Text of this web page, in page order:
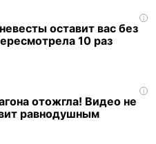
i
оставит вас без
10 раз
i
отожгла! Видео не
равнодушным